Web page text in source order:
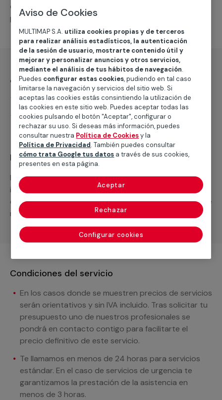
o la mano de obra que hará falta para completar tu
proyecto.
¿Qué incluye?
Desplazamiento
Presupuesto gratis y sin compromiso
Recuerda que en MULTIMAP
Podemos ofrecer cualquier servicio a medida
incluyendo todo lo que necesites: materiales,
equipamientos, electrodomésticos, etc. Cuéntanos que
necesitas cuando te llamemos.
Condiciones del servicio
En los casos donde se muestren precios de servicios
serán orientativos y sin IVA incluido. Tras solicitar tu
presupuesto uno de nuestros profesionales se
pondrá en contacto contigo para facilitarte el
precio definitivo de este servicio.
Te llamamos en menos de 24 horas para servicios
estándar. En el caso de servicios de urgencia te
garantizamos la prestación de la asistencia en
menos de 3 horas.
Aviso de Cookies
MULTIMAP S.A. utiliza cookies propias y de terceros
para realizar análisis estadísticos, la autenticación
de la sesión de usuario, mostrarte contenido útil y
mejorar y personalizar anuncios y otros servicios,
mediante el análisis de tus hábitos de navegación.
Puedes configurar estas cookies, pudiendo en tal caso
limitarse la navegación y servicios del sitio web. Si
aceptas las cookies estás consintiendo la utilización de
las cookies en este sitio web. Puedes aceptar todas las
cookies pulsando el botón "Aceptar", configurar o
rechazar su uso. Si deseas más información, puedes
consultar nuestra Política de Cookiesy la
Política de Privacidad. También puedes consultar
cómo trata Google tus datos a través de sus cookies,
presentes en esta página.
Configurar cookies
Rechazar
Aceptar